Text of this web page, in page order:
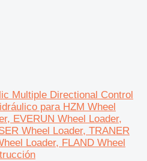
Multiple Directional Control
para HZM Wheel
EVERUN Wheel Loader,
Wheel Loader, TRANER
Loader, FLAND Wheel